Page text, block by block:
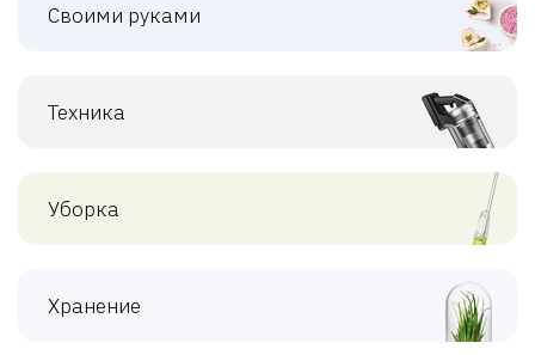
Своими руками
Техника
Уборка
Хранение